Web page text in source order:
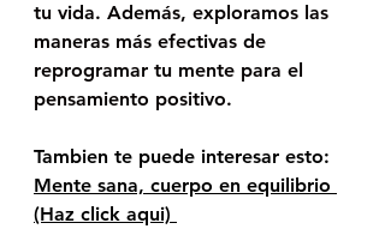
tu vida. Además, exploramos las
maneras más efectivas de
reprogramar tu mente para el
pensamiento positivo.
Tambien te puede interesar esto:
Mente sana, cuerpo en equilibrio
(Haz click aqui)